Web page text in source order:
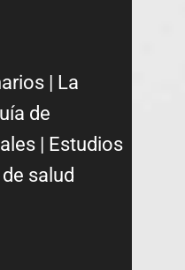
| La
de
| Estudios
salud